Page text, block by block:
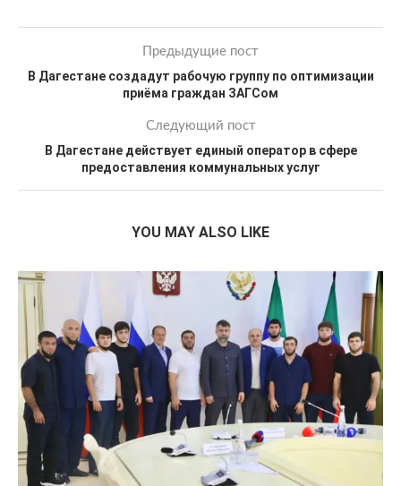
Предыдущие пост
В Дагестане создадут рабочую группу по оптимизации
приёма граждан ЗАГСом
Следующий пост
В Дагестане действует единый оператор в сфере
предоставления коммунальных услуг
YOU MAY ALSO LIKE